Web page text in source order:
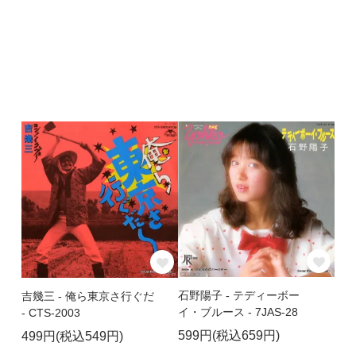
吉幾三 - 俺ら東京さ行ぐだ
- CTS-2003
499円(税込549円)
石野陽子 - テディーボー
イ・ブルース - 7JAS-28
599円(税込659円)